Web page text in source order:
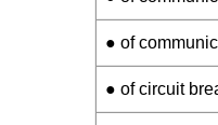
● of
● of circuit